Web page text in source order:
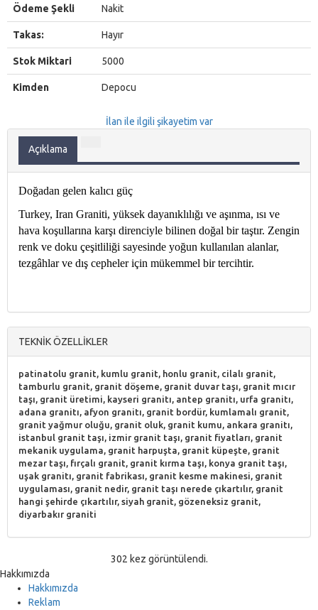
Ödeme Şekli Nakit
Takas: Hayır
Stok Miktari 5000
Kimden Depocu
İlan ile ilgili şikayetim var
Açıklama
Doğadan gelen kalıcı güç
Turkey, Iran Graniti, yüksek dayanıklılığı ve aşınma, ısı ve
hava koşullarına karşı direnciyle bilinen doğal bir taştır. Zengin
renk ve doku çeşitliliği sayesinde yoğun kullanılan alanlar,
tezgâhlar ve dış cepheler için mükemmel bir tercihtir.
TEKNİK ÖZELLİKLER
patinatolu granit, kumlu granit, honlu granit, cilalı granit,
tamburlu granit, granit döşeme, granit duvar taşı, granit mıcır
taşı, granit üretimi, kayseri granitı, antep granitı, urfa granitı,
adana granitı, afyon granitı, granit bordür, kumlamalı granit,
granit yağmur oluğu, granit oluk, granit kumu, ankara granitı,
istanbul granit taşı, izmir granit taşı, granit fiyatları, granit
mekanik uygulama, granit harpuşta, granit küpeşte, granit
mezar taşı, fırçalı granit, granit kırma taşı, konya granit taşı,
uşak granitı, granit fabrikası, granit kesme makinesi, granit
uygulaması, granit nedir, granit taşı nerede çıkartılır, granit
hangi şehirde çıkartılır, siyah granit, gözeneksiz granit,
diyarbakır graniti
302 kez görüntülendi.
Hakkımızda
Hakkımızda
Reklam